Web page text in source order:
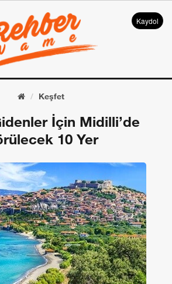
Kaydol
Keşfet
İçin Midilli’de
10 Yer